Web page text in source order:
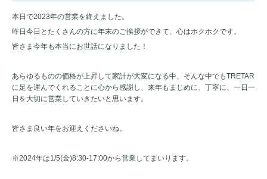
本日で2023年の営業を終えました。
昨日今日とたくさんの方に年末のご挨拶ができて、心はホクホクです。
皆さま今年も本当にお世話になりました！
あらゆるものの価格が上昇して家計が大変になる中、そんな中でもTRETAR
に足を運んでくれることに心から感謝し、来年もまじめに、丁寧に、一日一
日を大切に営業していきたいと思います。
皆さま良い年をお迎えくださいね。
※2024年は1/5(金)8:30-17:00から営業してまいります。